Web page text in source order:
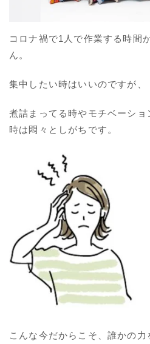
コロナ禍で1人で作業する時間
ん。
集中したい時はいいのですが、
煮詰まってる時やモチベーショ
時は悶々としがちです。
こんな今だからこそ、誰かの力